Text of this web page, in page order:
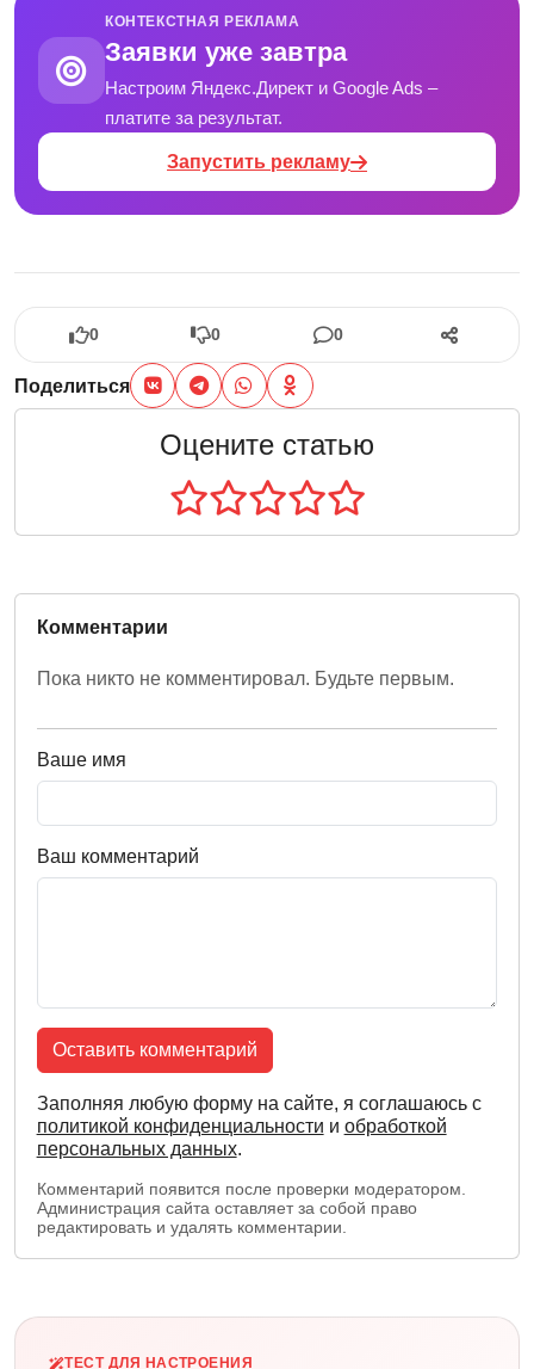
КОНТЕКСТНАЯ РЕКЛАМА
Заявки уже завтра
Настроим Яндекс.Директ и Google Ads –
платите за результат.
Запустить рекламу
0 0 0
Поделиться
Оцените статью
Комментарии
Пока никто не комментировал. Будьте первым.
Ваше имя
Ваш комментарий
Оставить комментарий
Заполняя любую форму на сайте, я соглашаюсь с
политикой конфиденциальности и обработкой
персональных данных.
Комментарий появится после проверки модератором.
Администрация сайта оставляет за собой право
редактировать и удалять комментарии.
ТЕСТ ДЛЯ НАСТРОЕНИЯ